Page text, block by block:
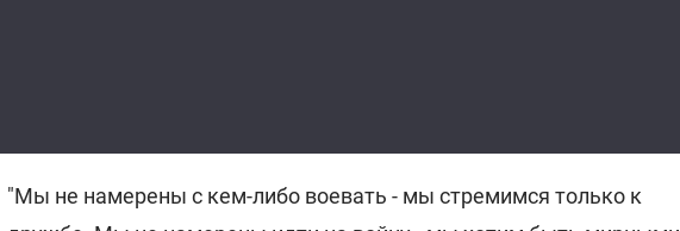
"Мы не намерены с кем-либо воевать - мы стремимся только к